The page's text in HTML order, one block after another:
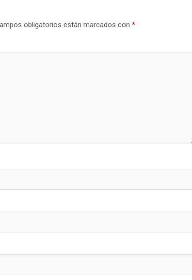
obligatorios están marcados con *